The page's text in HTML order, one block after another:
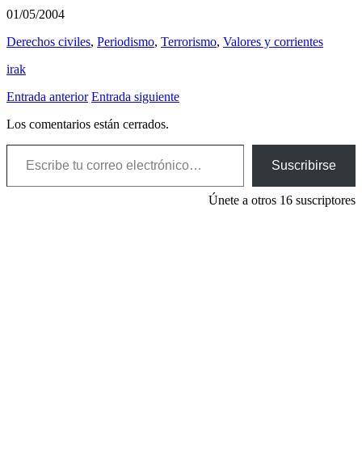
01/05/2004
Derechos civiles, Periodismo, Terrorismo, Valores y corrientes
irak
Entrada anterior Entrada siguiente
Los comentarios están cerrados.
Escribe tu correo electrónico…
Suscribirse
Únete a otros 16 suscriptores